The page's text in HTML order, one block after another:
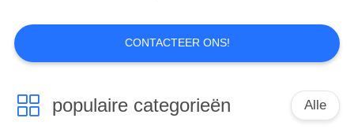
58
CONTACTEER ONS!
populaire categorieën Alle